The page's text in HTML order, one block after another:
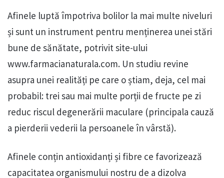
Afinele luptă împotriva bolilor la mai multe niveluri
și sunt un instrument pentru menținerea unei stări
bune de sănătate, potrivit site-ului
www.farmacianaturala.com. Un studiu revine
asupra unei realități pe care o știam, deja, cel mai
probabil: trei sau mai multe porții de fructe pe zi
reduc riscul degenerării maculare (principala cauză
a pierderii vederii la persoanele în vârstă).
Afinele conțin antioxidanți și fibre ce favorizează
capacitatea organismului nostru de a dizolva